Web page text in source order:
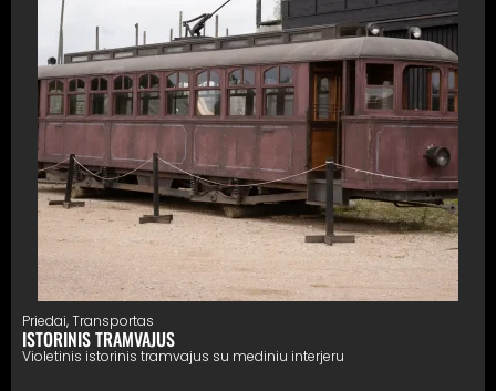
Priedai,Transportas
ISTORINIS TRAMVAJUS
Violetinis istorinis tramvajus su mediniu interjeru